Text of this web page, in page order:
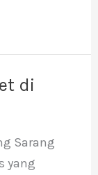
di
Sarang
yang